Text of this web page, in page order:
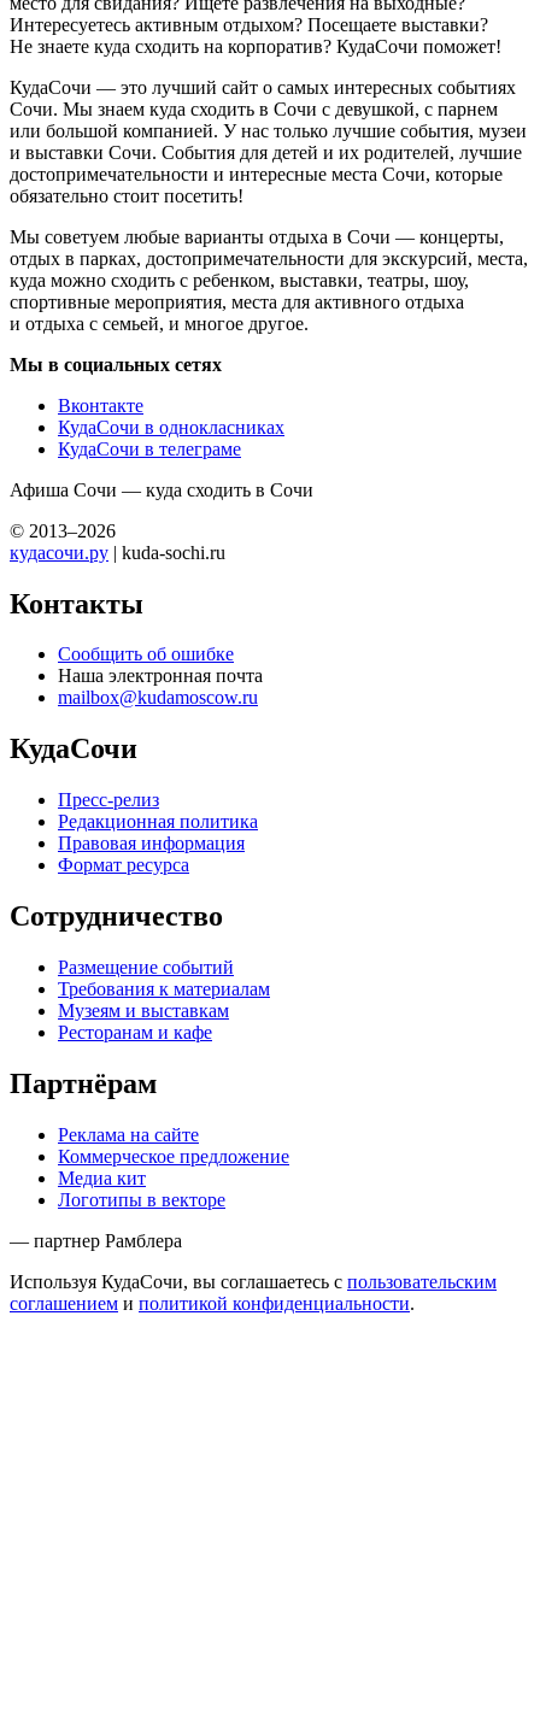
Интересуетесь активным отдыхом? Посещаете выставки?
Не знаете куда сходить на корпоратив? КудаСочи поможет!
КудаСочи — это лучший сайт о самых интересных событиях
Сочи. Мы знаем куда сходить в Сочи с девушкой, с парнем
или большой компанией. У нас только лучшие события, музеи
и выставки Сочи. События для детей и их родителей, лучшие
достопримечательности и интересные места Сочи, которые
обязательно стоит посетить!
Мы советуем любые варианты отдыха в Сочи — концерты,
отдых в парках, достопримечательности для экскурсий, места,
куда можно сходить с ребенком, выставки, театры, шоу,
спортивные мероприятия, места для активного отдыха
и отдыха с семьей, и многое другое.
Мы в социальных сетях
Вконтакте
КудаСочи в однокласниках
КудаСочи в телеграме
Афиша Сочи — куда сходить в Сочи
© 2013–2026
кудасочи.ру | kuda-sochi.ru
Контакты
Сообщить об ошибке
Наша электронная почта
mailbox@kudamoscow.ru
КудаСочи
Пресс-релиз
Редакционная политика
Правовая информация
Формат ресурса
Сотрудничество
Размещение событий
Требования к материалам
Музеям и выставкам
Ресторанам и кафе
Партнёрам
Реклама на сайте
Коммерческое предложение
Медиа кит
Логотипы в векторе
— партнер Рамблера
Используя КудаСочи, вы соглашаетесь с пользовательским
соглашением и политикой конфиденциальности.